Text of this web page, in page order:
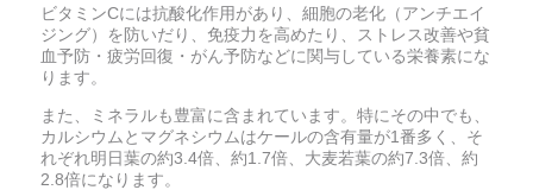
ビタミンCには抗酸化作用があり、細胞の老化（アンチエイ
ジング）を防いだり、免疫力を高めたり、ストレス改善や貧
血予防・疲労回復・がん予防などに関与している栄養素にな
ります。
また、ミネラルも豊富に含まれています。特にその中でも、
カルシウムとマグネシウムはケールの含有量が1番多く、そ
れぞれ明日葉の約3.4倍、約1.7倍、大麦若葉の約7.3倍、約
2.8倍になります。